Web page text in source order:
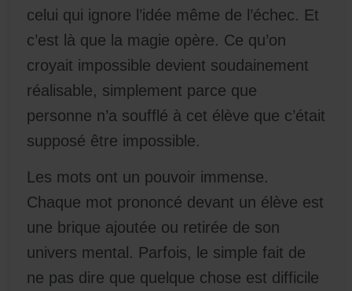
celui qui ignore l’idée même de l’échec. Et
c’est là que la magie opère. Ce qu’on
croyait impossible devient soudainement
réalisable, simplement parce que
personne n’a soufflé à cet élève que c’était
supposé être impossible.
Les mots ont un pouvoir immense.
Chaque mot prononcé devant un élève est
une brique ajoutée ou retirée de son
univers mental. Parfois, le simple fait de
ne pas dire que quelque chose est difficile